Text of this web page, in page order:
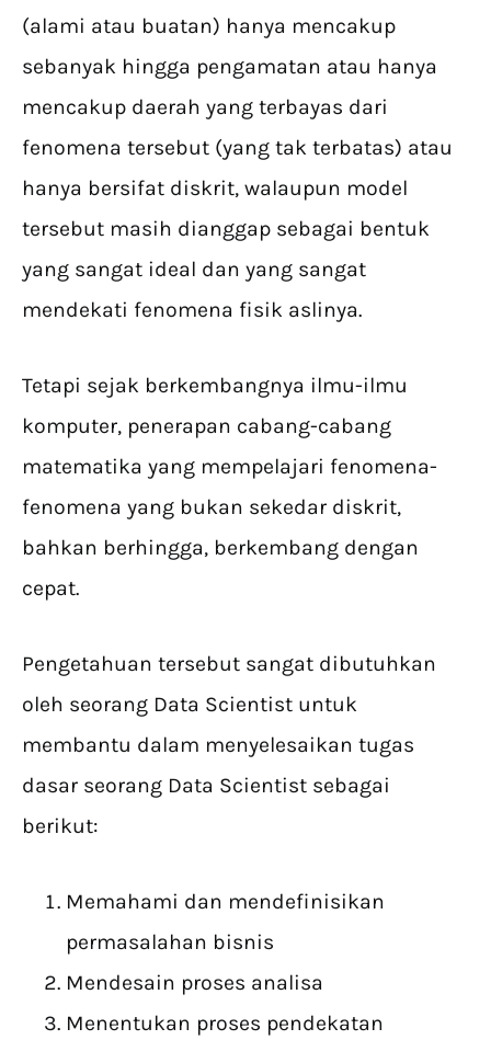
(alami atau buatan) hanya mencakup
sebanyak hingga pengamatan atau hanya
mencakup daerah yang terbayas dari
fenomena tersebut (yang tak terbatas) atau
hanya bersifat diskrit, walaupun model
tersebut masih dianggap sebagai bentuk
yang sangat ideal dan yang sangat
mendekati fenomena fisik aslinya.
Tetapi sejak berkembangnya ilmu-ilmu
komputer, penerapan cabang-cabang
matematika yang mempelajari fenomena-
fenomena yang bukan sekedar diskrit,
bahkan berhingga, berkembang dengan
cepat.
Pengetahuan tersebut sangat dibutuhkan
oleh seorang Data Scientist untuk
membantu dalam menyelesaikan tugas
dasar seorang Data Scientist sebagai
berikut:
Memahami dan mendefinisikan
permasalahan bisnis
Mendesain proses analisa
Menentukan proses pendekatan